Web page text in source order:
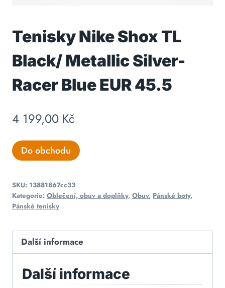
Tenisky Nike Shox TL
Black/ Metallic Silver-
Racer Blue EUR 45.5
4 199,00 Kč
Do obchodu
SKU: 13881867cc33
Kategorie: Oblečení, obuv a doplňky, Obuv, Pánské boty,
Pánské tenisky
Další informace
Další informace